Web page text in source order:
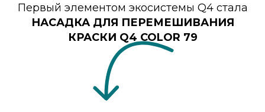
Первый элементом экосистемы Q4 стала
НАСАДКА ДЛЯ ПЕРЕМЕШИВАНИЯ
КРАСКИ Q4 COLOR 79